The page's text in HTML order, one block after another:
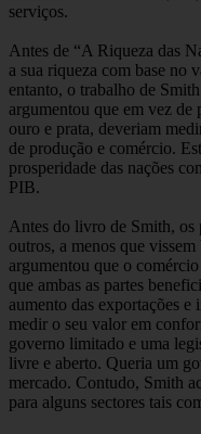
serviços.
Antes de “A Riqueza das
a sua riqueza com base no
entanto, o trabalho de
argumentou que em vez de
ouro e prata, deveriam
de produção e comércio.
prosperidade das nações
PIB.
Antes do livro de Smith, os
outros, a menos que
argumentou que o
que ambas as partes
aumento das exportações e
medir o seu valor em
governo limitado e uma
livre e aberto. Queria um
mercado. Contudo, Smith
para alguns sectores tais